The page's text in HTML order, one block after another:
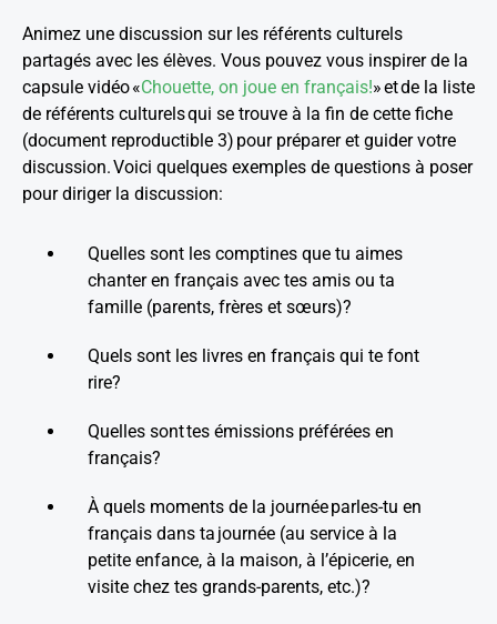
Animez une discussion sur les référents culturels
partagés avec les élèves. Vous pouvez vous inspirer de la
capsule vidéo «Chouette, on joue en français!» et de la liste
de référents culturels qui se trouve à la fin de cette fiche
(document reproductible 3) pour préparer et guider votre
discussion. Voici quelques exemples de questions à poser
pour diriger la discussion:
Quelles sont les comptines que tu aimes
chanter en français avec tes amis ou ta
famille (parents, frères et sœurs)?
Quels sont les livres en français qui te font
rire?
Quelles sont tes émissions préférées en
français?
À quels moments de la journée parles-tu en
français dans ta journée (au service à la
petite enfance, à la maison, à l’épicerie, en
visite chez tes grands-parents, etc.)?